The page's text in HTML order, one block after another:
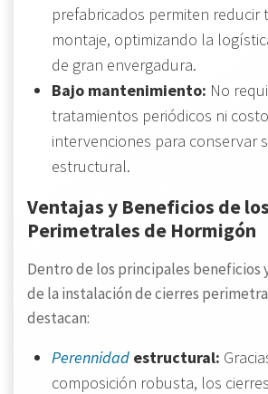
prefabricados permiten reducir
montaje, optimizando la
de gran envergadura.
Bajo mantenimiento: No
tratamientos periódicos ni
intervenciones para conservar
estructural.
Ventajas y Beneficios de
Perimetrales de Hormigón
Dentro de los principales beneficios
de la instalación de cierres
destacan:
Perennidad estructural:
composición robusta, los